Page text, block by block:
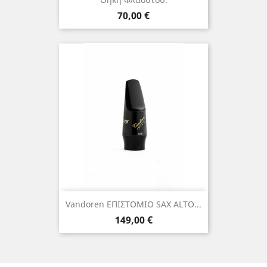
Τιμή
70,00 €
Vandoren ΕΠΙΣΤΟΜΙΟ SAX ALTO...
Τιμή
149,00 €